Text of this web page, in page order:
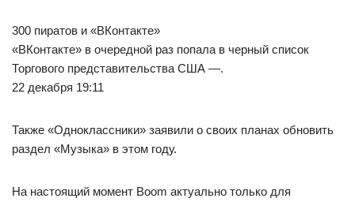
300 пиратов и «ВКонтакте»
«ВКонтакте» в очередной раз попала в черный список
Торгового представительства США —.
22 декабря 19:11
Также «Одноклассники» заявили о своих планах обновить
раздел «Музыка» в этом году.
На настоящий момент Boom актуально только для